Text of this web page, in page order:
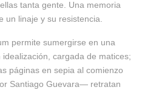
tanta gente. Una memoria
un linaje y su resistencia.
permite sumergirse en una
cargada de matices;
páginas en sepia al comienzo
Santiago Guevara— retratan